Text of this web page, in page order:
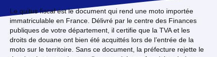
Le quitus fiscal est le document qui rend une moto importée
immatriculable en France. Délivré par le centre des Finances
publiques de votre département, il certifie que la TVA et les
droits de douane ont bien été acquittés lors de l’entrée de la
moto sur le territoire. Sans ce document, la préfecture rejette le